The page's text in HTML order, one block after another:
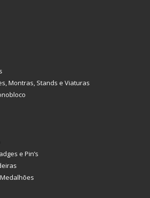
Montras, Stands e Viaturas
e Pin’s